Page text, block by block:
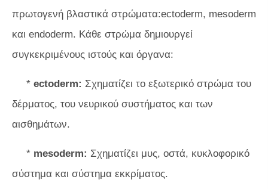
πρωτογενή βλαστικά στρώματα:ectoderm, mesoderm
και endoderm. Κάθε στρώμα δημιουργεί
συγκεκριμένους ιστούς και όργανα:
* ectoderm: Σχηματίζει το εξωτερικό στρώμα του
δέρματος, του νευρικού συστήματος και των
αισθημάτων.
* mesoderm: Σχηματίζει μυς, οστά, κυκλοφορικό
σύστημα και σύστημα εκκρίματος.